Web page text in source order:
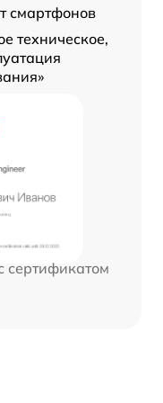
смартфонов
техническое,
сертификатом